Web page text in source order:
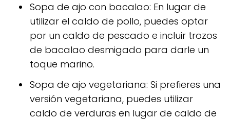
Sopa de ajo con bacalao: En lugar de
utilizar el caldo de pollo, puedes optar
por un caldo de pescado e incluir trozos
de bacalao desmigado para darle un
toque marino.
Sopa de ajo vegetariana: Si prefieres una
versión vegetariana, puedes utilizar
caldo de verduras en lugar de caldo de